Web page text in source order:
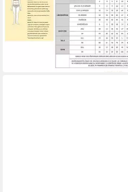
Sweatweste Releaxed
Lightw. 105984
57,39 € UVP84,29 €